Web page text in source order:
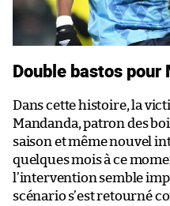
Double bastos pour
Dans cette histoire, la
Mandanda, patron des
saison et même nouvel
quelques mois à ce
l’intervention semble
scénario s’est retourné